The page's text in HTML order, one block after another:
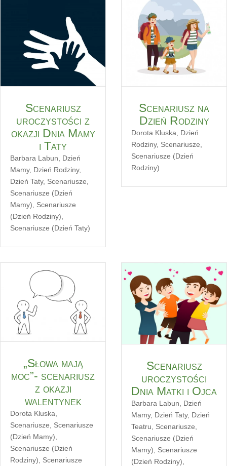
Scenariusz
uroczystości z
okazji Dnia Mamy
i Taty
Barbara Labun
Dzień
Mamy, Dzień Rodziny,
Dzień Taty, Scenariusze
Scenariusze (Dzień
Mamy)
Scenariusze
(Dzień Rodziny)
Scenariusze (Dzień Taty)
Scenariusz na
Dzień Rodziny
Dorota Kluska
Dzień
Rodziny, Scenariusze
Scenariusze (Dzień
Rodziny)
„Słowa mają
moc”- scenariusz
z okazji
walentynek
Dorota Kluska
Scenariusze
Scenariusze
(Dzień Mamy)
Scenariusze (Dzień
Rodziny)
Scenariusze
Scenariusz
uroczystości
Dnia Matki i Ojca
Barbara Labun
Dzień
Mamy, Dzień Taty, Dzień
Teatru
Scenariusze
Scenariusze (Dzień
Mamy)
Scenariusze
(Dzień Rodziny)